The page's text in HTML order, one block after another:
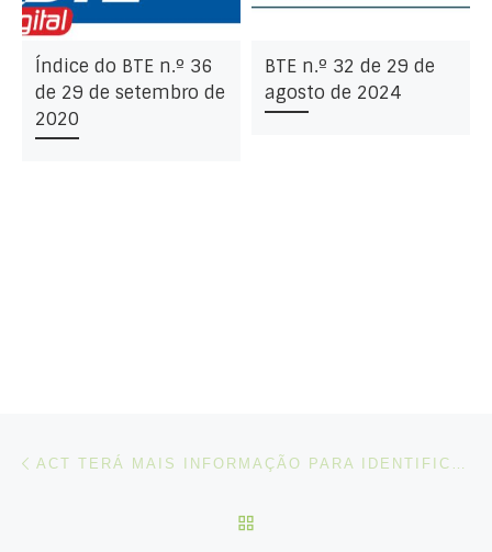
Índice do BTE n.º 36
de 29 de setembro de
2020
BTE n.º 32 de 29 de
agosto de 2024
Post navigation